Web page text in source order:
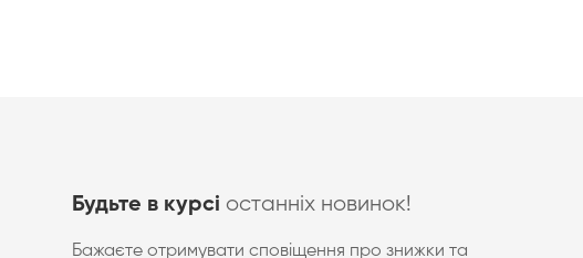
Будьте в курсі останніх новинок!
Бажаєте отримувати сповіщення про знижки та